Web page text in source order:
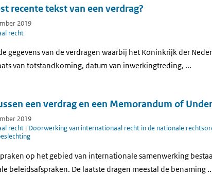
recente tekst van een verdrag?
2019
recht
gegevens van de verdragen waarbij het Koninkrijk der
van totstandkoming, datum van inwerkingtreding, ...
een verdrag en een Memorandum of
2019
recht | Doorwerking van internationaal recht in de nationale
op het gebied van internationale samenwerking
beleidsafspraken. De laatste dragen meestal de benaming